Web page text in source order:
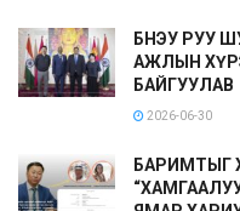
БНЭУ РУУ
АЖЛЫН
БАЙГУУЛАВ
2026-06-30
БАРИМТЫГ